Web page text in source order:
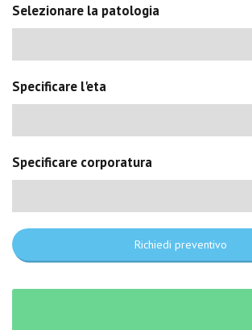
Selezionare la patologia
Specificare l'eta
Specificare corporatura
Richiedi preventivo